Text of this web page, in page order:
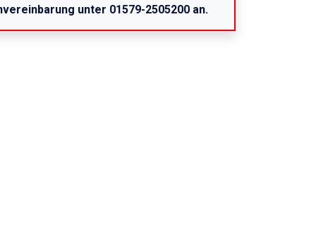
unter 01579-2505200 an.